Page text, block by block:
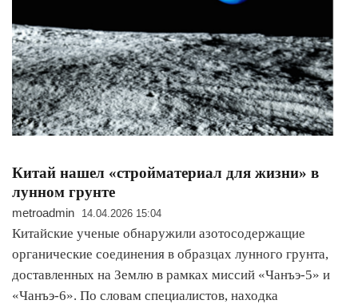
Китай нашел «стройматериал для жизни» в
лунном грунте
metroadmin 14.04.2026 15:04
Китайские ученые обнаружили азотосодержащие
органические соединения в образцах лунного грунта,
доставленных на Землю в рамках миссий «Чанъэ-5» и
«Чанъэ-6». По словам специалистов, находка